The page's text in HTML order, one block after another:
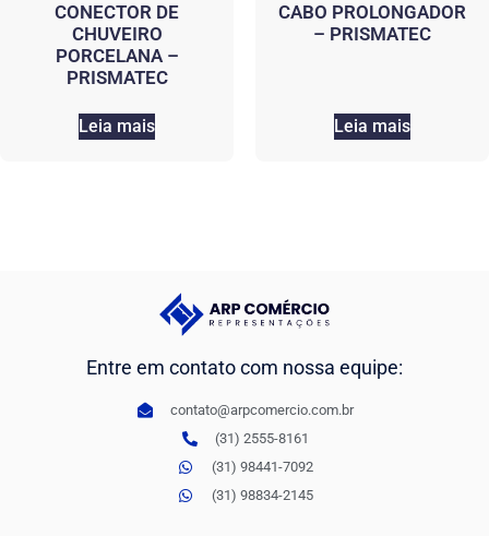
CONECTOR DE
CHUVEIRO
PORCELANA –
PRISMATEC
Leia mais
CABO PROLONGADOR
– PRISMATEC
Leia mais
Entre em contato com nossa equipe:
contato@arpcomercio.com.br
(31) 2555-8161
(31) 98441-7092
(31) 98834-2145